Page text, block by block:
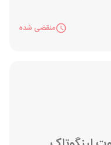
منقضی شده